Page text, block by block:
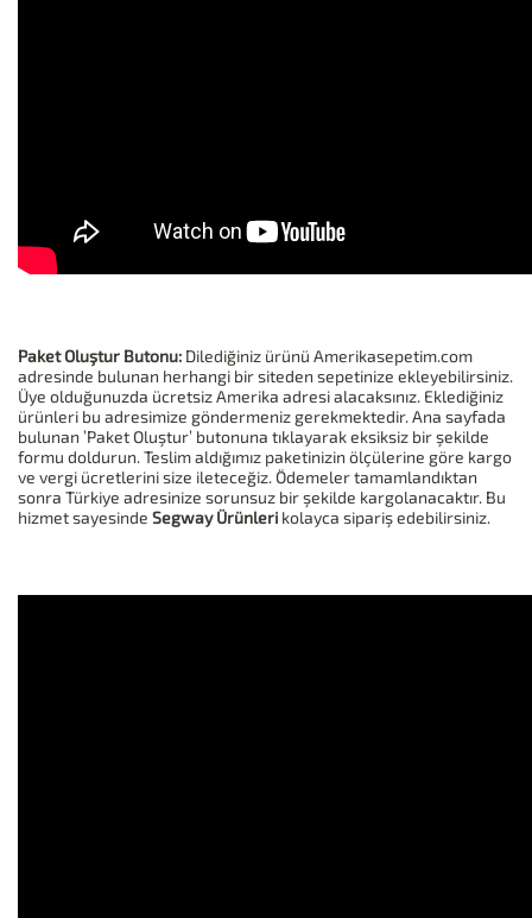
Paket Oluştur Butonu: Dilediğiniz ürünü Amerikasepetim.com
adresinde bulunan herhangi bir siteden sepetinize ekleyebilirsiniz.
Üye olduğunuzda ücretsiz Amerika adresi alacaksınız. Eklediğiniz
ürünleri bu adresimize göndermeniz gerekmektedir. Ana sayfada
bulunan ’Paket Oluştur’ butonuna tıklayarak eksiksiz bir şekilde
formu doldurun. Teslim aldığımız paketinizin ölçülerine göre kargo
ve vergi ücretlerini size ileteceğiz. Ödemeler tamamlandıktan
sonra Türkiye adresinize sorunsuz bir şekilde kargolanacaktır. Bu
hizmet sayesinde Segway Ürünleri kolayca sipariş edebilirsiniz.